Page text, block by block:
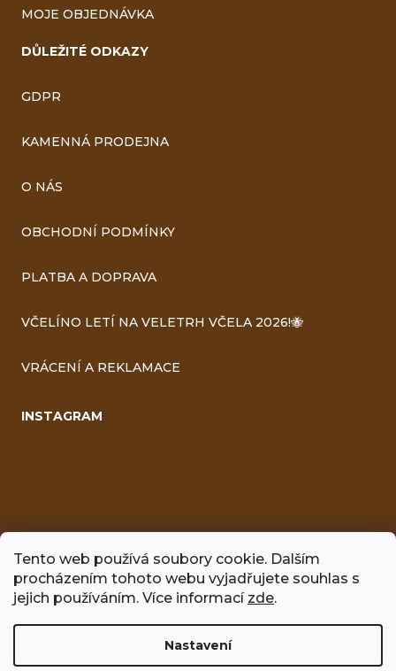
Tento web používá soubory cookie. Dalším
procházením tohoto webu vyjadřujete souhlas s
jejich používáním. Více informací zde.
Nastavení
MOJE OBJEDNÁVKA
DŮLEŽITÉ ODKAZY
GDPR
KAMENNÁ PRODEJNA
O NÁS
OBCHODNÍ PODMÍNKY
PLATBA A DOPRAVA
VČELÍNO LETÍ NA VELETRH VČELA 2026!🐝
VRÁCENÍ A REKLAMACE
INSTAGRAM
FACEBOOK